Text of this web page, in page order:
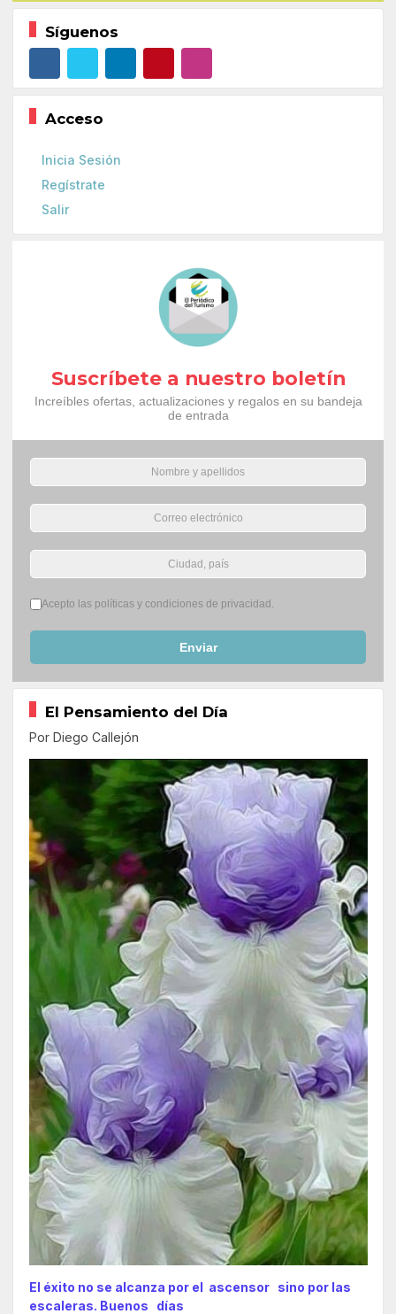
Síguenos
Acceso
Inicia Sesión
Regístrate
Salir
Suscríbete a nuestro boletín
Increíbles ofertas, actualizaciones y regalos en su bandeja
de entrada
Términos del servicio*
Acepto las políticas y condiciones de privacidad.
Enviar
El Pensamiento del Día
Por Diego Callejón
El éxito no se alcanza por el ascensor sino por las
escaleras. Buenos días